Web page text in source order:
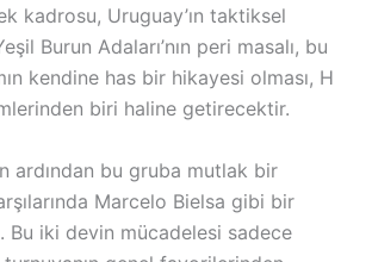
kadrosu, Uruguay’ın taktiksel
Burun Adaları’nın peri masalı, bu
kendine has bir hikayesi olması, H
biri haline getirecektir.
ardından bu gruba mutlak bir
Marcelo Bielsa gibi bir
iki devin mücadelesi sadece